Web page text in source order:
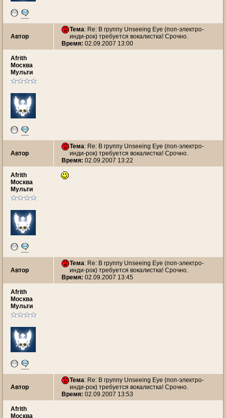
Автор
Тема: Re: В группу Unseeing Eye (поп-электро-
инди-рок) требуется вокалистка! Срочно.
Время: 02.09.2007 13:00
Afrith
Москва
Мульти
Автор
Тема: Re: В группу Unseeing Eye (поп-электро-
инди-рок) требуется вокалистка! Срочно.
Время: 02.09.2007 13:22
Afrith
Москва
Мульти
Автор
Тема: Re: В группу Unseeing Eye (поп-электро-
инди-рок) требуется вокалистка! Срочно.
Время: 02.09.2007 13:45
Afrith
Москва
Мульти
Автор
Тема: Re: В группу Unseeing Eye (поп-электро-
инди-рок) требуется вокалистка! Срочно.
Время: 02.09.2007 13:53
Afrith
Москва